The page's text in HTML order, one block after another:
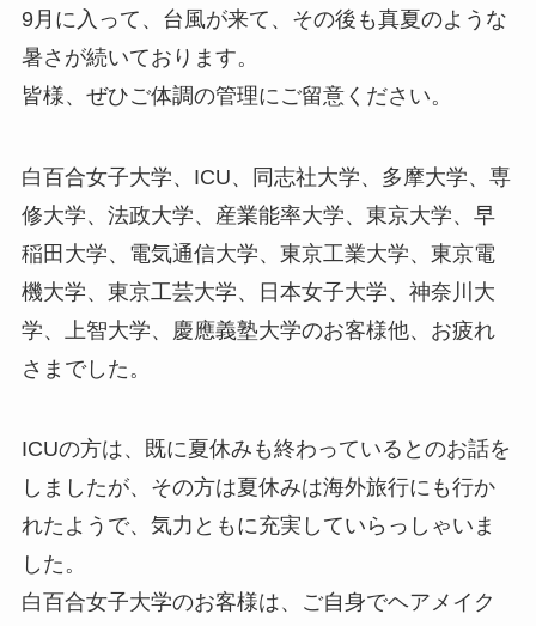
9月に入って、台風が来て、その後も真夏のような
暑さが続いております。
皆様、ぜひご体調の管理にご留意ください。
白百合女子大学、ICU、同志社大学、多摩大学、専
修大学、法政大学、産業能率大学、東京大学、早
稲田大学、電気通信大学、東京工業大学、東京電
機大学、東京工芸大学、日本女子大学、神奈川大
学、上智大学、慶應義塾大学のお客様他、お疲れ
さまでした。
ICUの方は、既に夏休みも終わっているとのお話を
しましたが、その方は夏休みは海外旅行にも行か
れたようで、気力ともに充実していらっしゃいま
した。
白百合女子大学のお客様は、ご自身でヘアメイク